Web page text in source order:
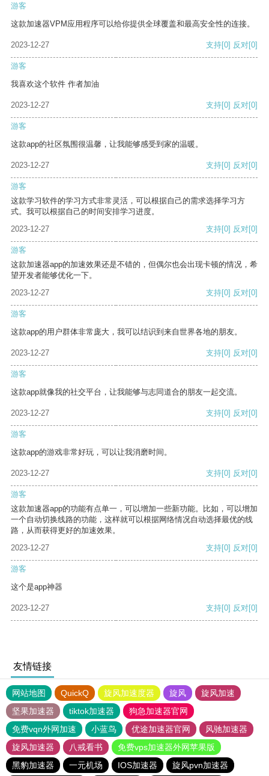
游客
这款加速器VPM应用程序可以给你提供全球覆盖和最高安全性的连接。
2023-12-27 支持[0] 反对[0]
游客
我喜欢这个软件 作者加油
2023-12-27 支持[0] 反对[0]
游客
这款app的社区氛围很温馨，让我能够感受到家的温暖。
2023-12-27 支持[0] 反对[0]
游客
这款学习软件的学习方式非常灵活，可以根据自己的需求选择学习方
式。我可以根据自己的时间安排学习进度。
2023-12-27
支持[0] 反对[0]
游客
这款加速器app的加速效果还是不错的，但偶尔也会出现卡顿的情况，希
望开发者能够优化一下。
2023-12-27
支持[0] 反对[0]
游客
这款app的用户群体非常庞大，我可以结识到来自世界各地的朋友。
2023-12-27 支持[0] 反对[0]
游客
这款app就像我的社交平台，让我能够与志同道合的朋友一起交流。
2023-12-27 支持[0] 反对[0]
游客
这款app的游戏非常好玩，可以让我消磨时间。
2023-12-27 支持[0] 反对[0]
游客
这款加速器app的功能有点单一，可以增加一些新功能。比如，可以增加
一个自动切换线路的功能，这样就可以根据网络情况自动选择最优的线
路，从而获得更好的加速效果。
2023-12-27
支持[0] 反对[0]
游客
这个是app神器
2023-12-27 支持[0] 反对[0]
友情链接
网站地图 QuickQ 旋风加速度器 旋风
旋风加速
坚果加速器
tiktok加速器
狗急加速器官网
免费vqn外网加速
小蓝鸟 优途加速器官网
风驰加速器
旋风加速器
八戒看书
免费vps加速器外网苹果版
黑豹加速器
一元机场 IOS加速器 旋风pvn加速器